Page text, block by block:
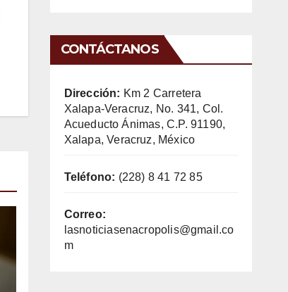
CONTÁCTANOS
Dirección: Km 2 Carretera
Xalapa-Veracruz, No. 341, Col.
Acueducto Ánimas, C.P. 91190,
Xalapa, Veracruz, México
Teléfono: (228) 8 41 72 85
Correo:
lasnoticiasenacropolis@gmail.co
m